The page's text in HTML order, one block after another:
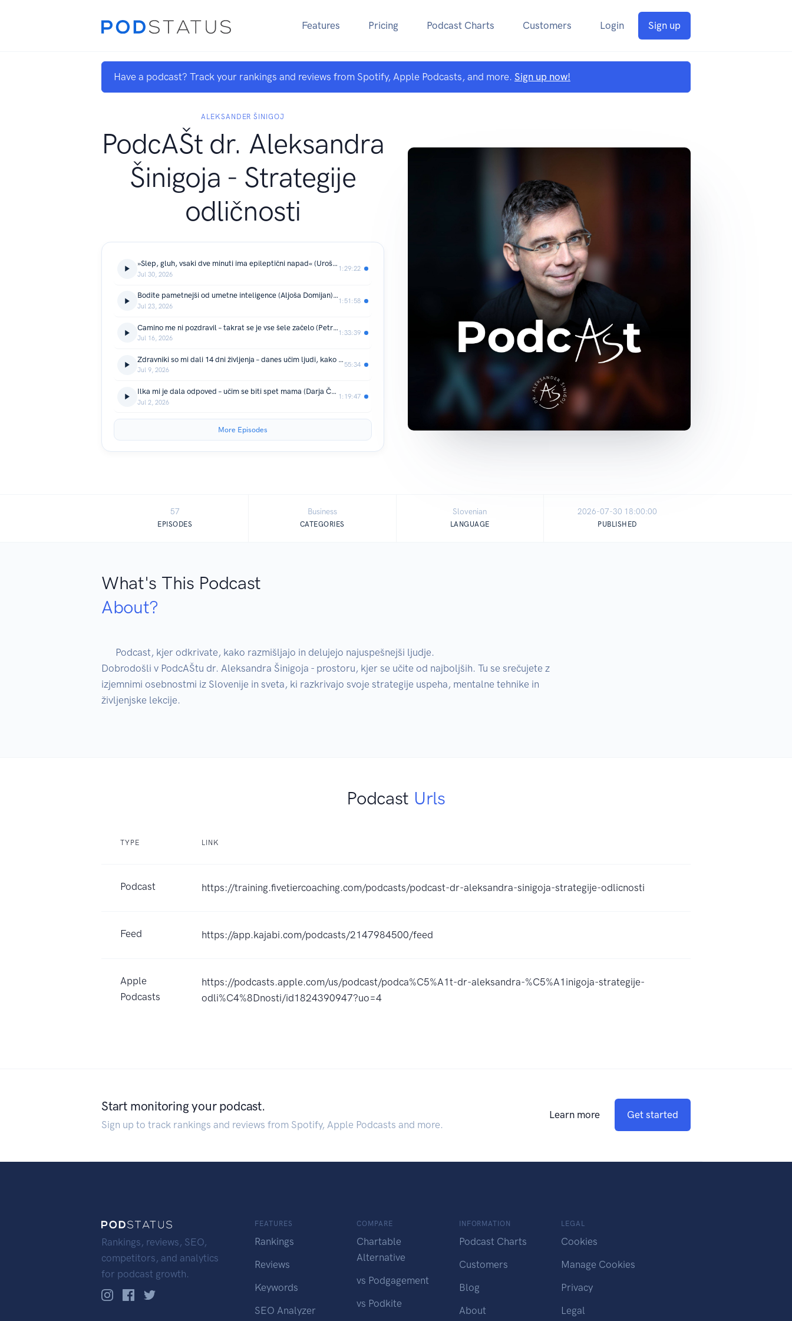
Features Pricing Podcast Charts Customers Login Sign up
Have a podcast? Track your rankings and reviews from Spotify, Apple Podcasts, and more. Sign up now!
ALEKSANDER ŠINIGOJ
PodcAŠt dr. Aleksandra
Šinigoja - Strategije
odličnosti
»Slep, gluh, vsaki dve minuti ima epileptični napad« (Uroš Adrian) | PodcAŠt #57
Jul 30, 2026
1:29:22
Bodite pametnejši od umetne inteligence (Aljoša Domijan) | PodcAŠt #56
Jul 23, 2026
1:51:58
Camino me ni pozdravil – takrat se je vse šele začelo (Petra Škarja) | PodcAŠt #55
Jul 16, 2026
1:33:39
Zdravniki so mi dali 14 dni življenja – danes učim ljudi, kako živeti (Sean Swarner) | PodcAŠt #54
Jul 9, 2026
55:34
Ilka mi je dala odpoved – učim se biti spet mama (Darja Črnko) | PodcAŠt #53
Jul 2, 2026
1:19:47
More Episodes
57
EPISODES
Business
CATEGORIES
Slovenian
LANGUAGE
2026-07-30 18:00:00
PUBLISHED
What's This Podcast
About?
Dobrodošli v PodcAŠtu dr. Aleksandra Šinigoja - prostoru, kjer se učite od najboljših. Tu se srečujete z
izjemnimi osebnostmi iz Slovenije in sveta, ki razkrivajo svoje strategije uspeha, mentalne tehnike in
življenjske lekcije.
Podcast Urls
TYPE LINK
Podcast https://training.fivetiercoaching.com/podcasts/podcast-dr-aleksandra-sinigoja-strategije-odlicnosti
Feed https://app.kajabi.com/podcasts/2147984500/feed
Apple
Podcasts
https://podcasts.apple.com/us/podcast/podca%C5%A1t-dr-aleksandra-%C5%A1inigoja-strategije-
odli%C4%8Dnosti/id1824390947?uo=4
Start monitoring your podcast.
Sign up to track rankings and reviews from Spotify, Apple Podcasts and more.
Learn more Get started
Rankings, reviews, SEO,
competitors, and analytics
for podcast growth.
FEATURES
Rankings
Reviews
Keywords
SEO Analyzer
COMPARE
Chartable
Alternative
vs Podgagement
vs Podkite
INFORMATION
Podcast Charts
Customers
Blog
About
LEGAL
Cookies
Manage Cookies
Privacy
Legal